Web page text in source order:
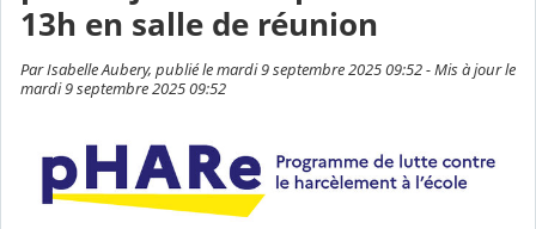
13h en salle de réunion
Par Isabelle Aubery, publié le mardi 9 septembre 2025 09:52 - Mis à jour le
mardi 9 septembre 2025 09:52